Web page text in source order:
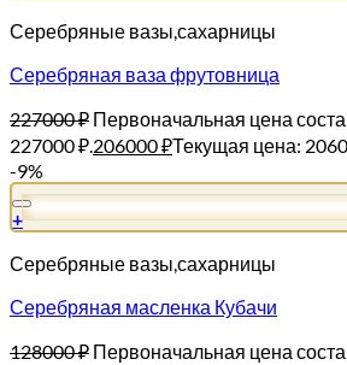
Серебряные вазы,сахарницы
Серебряная ваза фрутовница
227000₽ Первоначальная цена
227000 ₽.206000₽Текущая цена:
-9%
+
Серебряные вазы,сахарницы
Серебряная масленка Кубачи
128000₽ Первоначальная цена